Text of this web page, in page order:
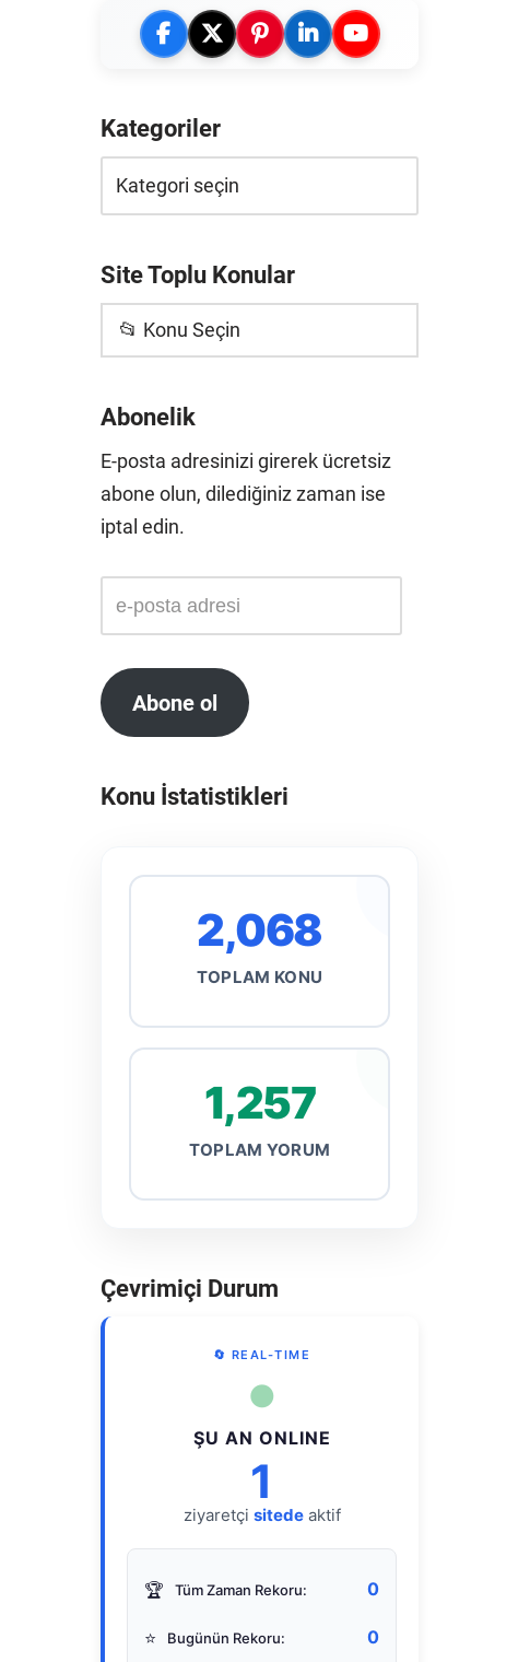
Kategoriler
Site Toplu Konular
📂 Konu Seçin
Abonelik
E-posta adresinizi girerek ücretsiz
abone olun, dilediğiniz zaman ise
iptal edin.
Abone ol
Konu İstatistikleri
2,068
TOPLAM KONU
1,257
TOPLAM YORUM
Çevrimiçi Durum
🔄 REAL-TIME
●
ŞU AN ONLINE
1
ziyaretçi sitedeaktif
🏆 Tüm Zaman Rekoru: 0
⭐ Bugünün Rekoru: 0